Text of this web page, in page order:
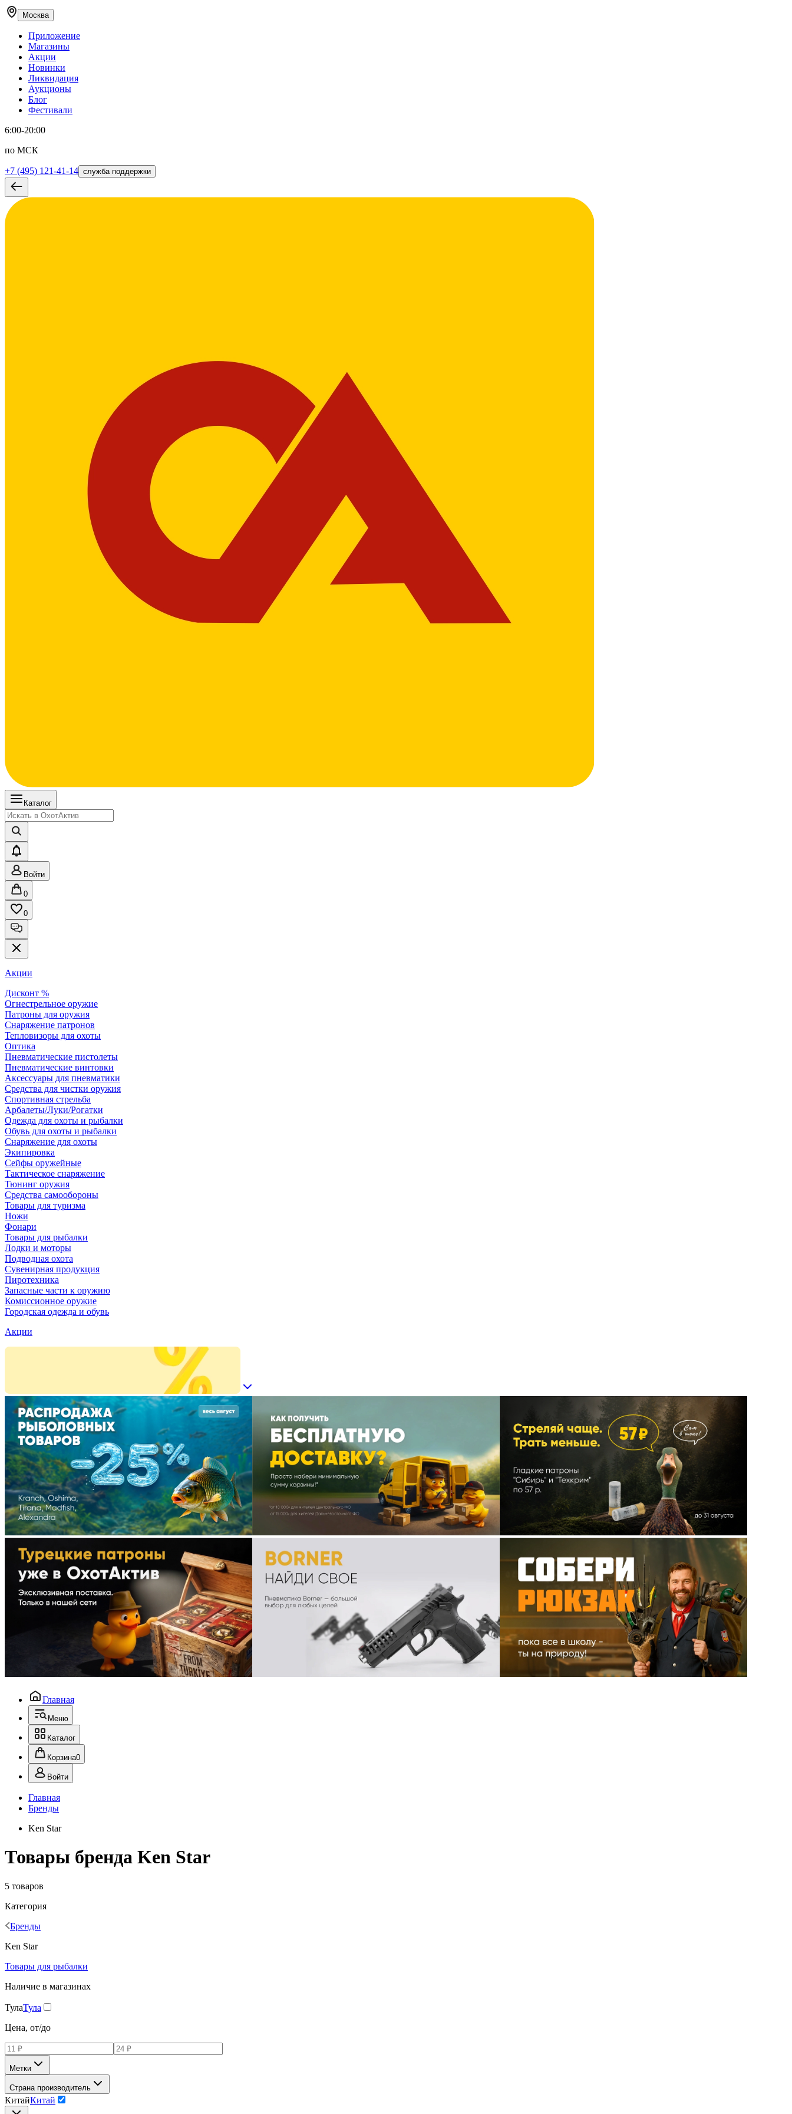
Москва
Приложение
Магазины
Акции
Новинки
Ликвидация
Аукционы
Блог
Фестивали
6:00-20:00
по МСК
+7 (495) 121-41-14 служба поддержки
Каталог
Войти
0
0
Акции
Дисконт %
Огнестрельное оружие
Патроны для оружия
Снаряжение патронов
Тепловизоры для охоты
Оптика
Пневматические пистолеты
Пневматические винтовки
Аксессуары для пневматики
Средства для чистки оружия
Спортивная стрельба
Арбалеты/Луки/Рогатки
Одежда для охоты и рыбалки
Обувь для охоты и рыбалки
Снаряжение для охоты
Экипировка
Сейфы оружейные
Тактическое снаряжение
Тюнинг оружия
Средства самообороны
Товары для туризма
Ножи
Фонари
Товары для рыбалки
Лодки и моторы
Подводная охота
Сувенирная продукция
Пиротехника
Запасные части к оружию
Комиссионное оружие
Городская одежда и обувь
Акции
Главная
Меню
Каталог
Корзина0
Войти
Главная
Бренды
Ken Star
Товары бренда Ken Star
5 товаров
Категория
Бренды
Ken Star
Товары для рыбалки
Наличие в магазинах
ТулаТула
Цена, от/до
Метки
Страна производитель
КитайКитай